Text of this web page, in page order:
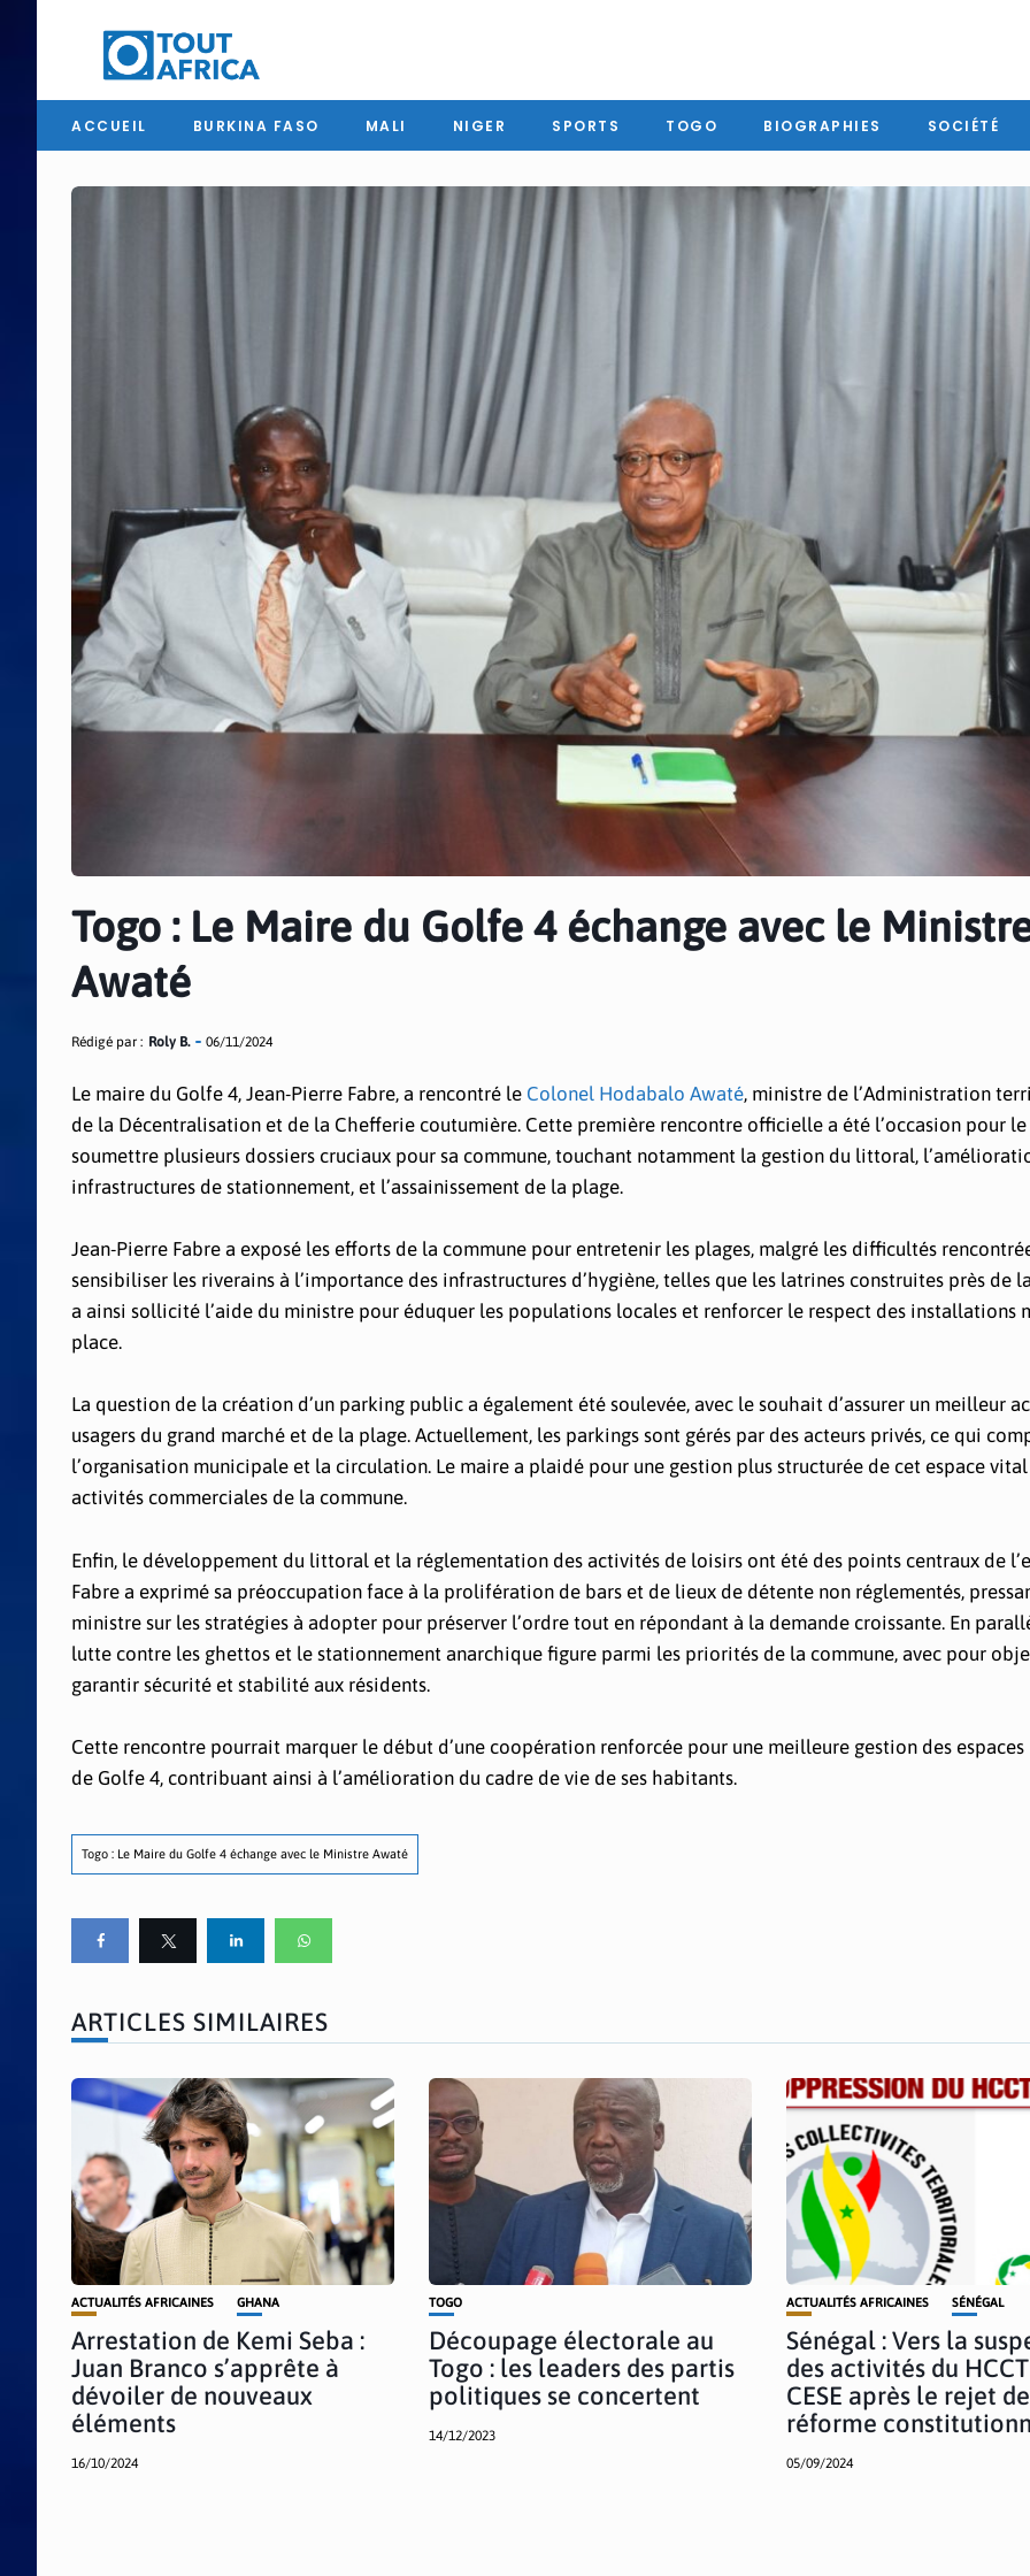
ACCUEIL BURKINA FASO MALI NIGER SPORTS TOGO BIOGRAPHIES SOCIÉTÉ
Togo : Le Maire du Golfe 4 échange avec le
Awaté
Rédigé par : Roly B. 06/11/2024
Le maire du Golfe 4, Jean-Pierre Fabre, a rencontré le Colonel Hodabalo Awaté, ministre de l’Administration
de la Décentralisation et de la Chefferie coutumière. Cette première rencontre officielle a été l’occasion pour
soumettre plusieurs dossiers cruciaux pour sa commune, touchant notamment la gestion du littoral,
infrastructures de stationnement, et l’assainissement de la plage.
Jean-Pierre Fabre a exposé les efforts de la commune pour entretenir les plages, malgré les difficultés
sensibiliser les riverains à l’importance des infrastructures d’hygiène, telles que les latrines construites près de
a ainsi sollicité l’aide du ministre pour éduquer les populations locales et renforcer le respect des installations
place.
La question de la création d’un parking public a également été soulevée, avec le souhait d’assurer un meilleur
usagers du grand marché et de la plage. Actuellement, les parkings sont gérés par des acteurs privés, ce qui
l’organisation municipale et la circulation. Le maire a plaidé pour une gestion plus structurée de cet espace
activités commerciales de la commune.
Enfin, le développement du littoral et la réglementation des activités de loisirs ont été des points centraux de
Fabre a exprimé sa préoccupation face à la prolifération de bars et de lieux de détente non réglementés,
ministre sur les stratégies à adopter pour préserver l’ordre tout en répondant à la demande croissante. En
lutte contre les ghettos et le stationnement anarchique figure parmi les priorités de la commune, avec pour
garantir sécurité et stabilité aux résidents.
Cette rencontre pourrait marquer le début d’une coopération renforcée pour une meilleure gestion des
de Golfe 4, contribuant ainsi à l’amélioration du cadre de vie de ses habitants.
Togo : Le Maire du Golfe 4 échange avec le Ministre Awaté
ARTICLES SIMILAIRES
ACTUALITÉS AFRICAINES GHANA
Arrestation de Kemi Seba :
Juan Branco s’apprête à
dévoiler de nouveaux
éléments
16/10/2024
TOGO
Découpage électorale au
Togo : les leaders des partis
politiques se concertent
14/12/2023
ACTUALITÉS AFRICAINES SÉNÉGAL
Sénégal : Vers la
des activités du
CESE après le rejet
réforme
05/09/2024